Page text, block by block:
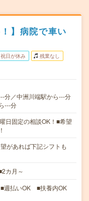
】病院で車い
祝日が休み 残業なし
分／中洲川端駅から---分
---分
日固定の相談OK！■希望
があれば下記シフトも
カ月～
週払いOK ■扶養内OK